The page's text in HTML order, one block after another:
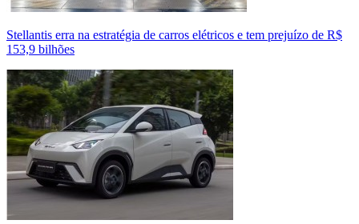
Stellantis erra na estratégia de carros elétricos e tem prejuízo de R$
153,9 bilhões